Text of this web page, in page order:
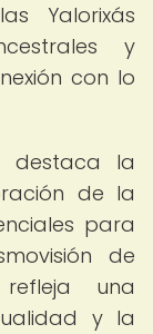
Yalorixás
y
con lo
destaca la
de la
para
de
una
y la